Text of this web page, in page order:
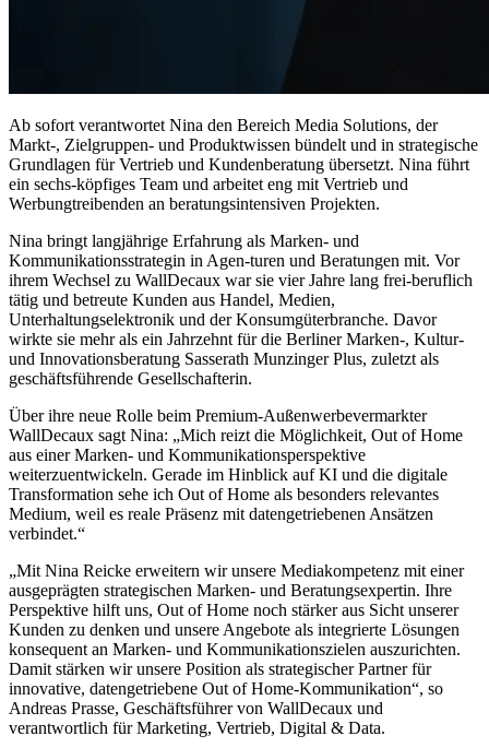
Ab sofort verantwortet Nina den Bereich Media Solutions, der
Markt-, Zielgruppen- und Produktwissen bündelt und in strategische
Grundlagen für Vertrieb und Kundenberatung übersetzt. Nina führt
ein sechs-köpfiges Team und arbeitet eng mit Vertrieb und
Werbungtreibenden an beratungsintensiven Projekten.
Nina bringt langjährige Erfahrung als Marken- und
Kommunikationsstrategin in Agen-turen und Beratungen mit. Vor
ihrem Wechsel zu WallDecaux war sie vier Jahre lang frei-beruflich
tätig und betreute Kunden aus Handel, Medien,
Unterhaltungselektronik und der Konsumgüterbranche. Davor
wirkte sie mehr als ein Jahrzehnt für die Berliner Marken-, Kultur-
und Innovationsberatung Sasserath Munzinger Plus, zuletzt als
geschäftsführende Gesellschafterin.
Über ihre neue Rolle beim Premium-Außenwerbevermarkter
WallDecaux sagt Nina: „Mich reizt die Möglichkeit, Out of Home
aus einer Marken- und Kommunikationsperspektive
weiterzuentwickeln. Gerade im Hinblick auf KI und die digitale
Transformation sehe ich Out of Home als besonders relevantes
Medium, weil es reale Präsenz mit datengetriebenen Ansätzen
verbindet.“
„Mit Nina Reicke erweitern wir unsere Mediakompetenz mit einer
ausgeprägten strategischen Marken- und Beratungsexpertin. Ihre
Perspektive hilft uns, Out of Home noch stärker aus Sicht unserer
Kunden zu denken und unsere Angebote als integrierte Lösungen
konsequent an Marken- und Kommunikationszielen auszurichten.
Damit stärken wir unsere Position als strategischer Partner für
innovative, datengetriebene Out of Home-Kommunikation“, so
Andreas Prasse, Geschäftsführer von WallDecaux und
verantwortlich für Marketing, Vertrieb, Digital & Data.